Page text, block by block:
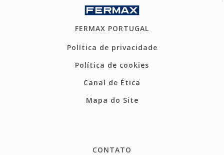
FERMAX PORTUGAL
Política de privacidade
Política de cookies
Canal de Ética
Mapa do Site
CONTATO